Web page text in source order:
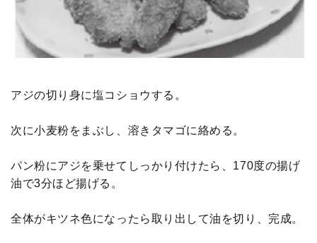
アジの切り身に塩コショウする。
次に小麦粉をまぶし、溶きタマゴに絡める。
パン粉にアジを乗せてしっかり付けたら、170度の揚げ
油で3分ほど揚げる。
全体がキツネ色になったら取り出して油を切り、完成。